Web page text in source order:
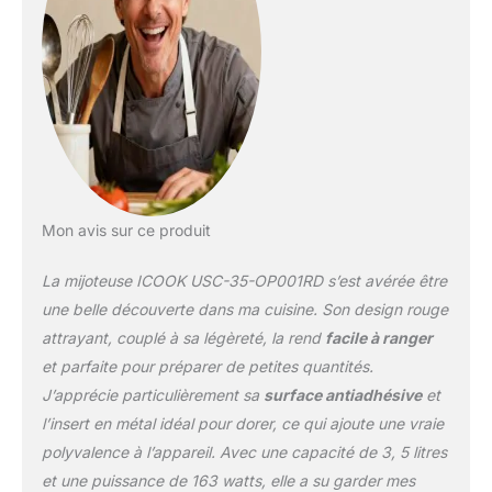
Casserole amovible en
aluminium : la casserole
en aluminium peut être
utilisée sur une base ou
une cuisinière à gaz.
Amovible et peut donc
être utilisée comme un
en verre avec poignées
surveiller les aliments lors
de la cuisson. Passe au
lave-vaisselle. Design
innovant : la mijoteuse
est conçue avec une
base de forme ovale
avec des poignées
froides au toucher, facile
Mon avis sur ce produit
La mijoteuse ICOOK USC-35-OP001RD s’est avérée être
une belle découverte dans ma cuisine. Son design rouge
attrayant, couplé à sa légèreté, la rend facile à ranger
et parfaite pour préparer de petites quantités.
J’apprécie particulièrement sa surface antiadhésiveet
l’insert en métal idéal pour dorer, ce qui ajoute une vraie
polyvalence à l’appareil. Avec une capacité de 3, 5 litres
et une puissance de 163 watts, elle a su garder mes